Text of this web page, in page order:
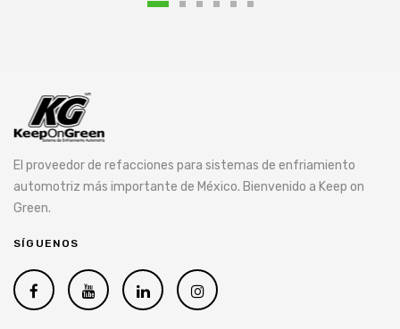
El proveedor de refacciones para sistemas de enfriamiento
automotriz más importante de México. Bienvenido a Keep on
Green.
SÍGUENOS